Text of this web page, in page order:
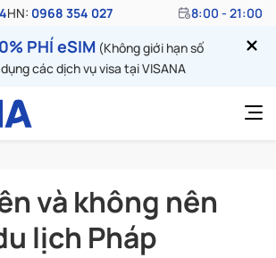
HN: 0968 354 027 8:00 - 21:00
PHÍ eSIM (Không giới hạn số
các dịch vụ visa tại VISANA
và không nên
lịch Pháp